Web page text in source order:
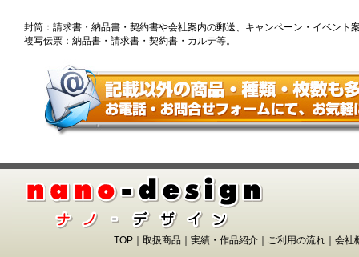
封筒：請求書・納品書・契約書や会社案内の郵送、キャンペーン・イベント
複写伝票：納品書・請求書・契約書・カルテ等。
TOP 取扱商品 実績・作品紹介 ご利用の流れ 会社